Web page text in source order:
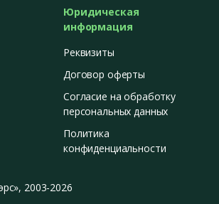
Юридическая
информация
Реквизиты
Договор оферты
Согласие на обработку
персональных данных
Политика
конфиденциальности
2003-2026